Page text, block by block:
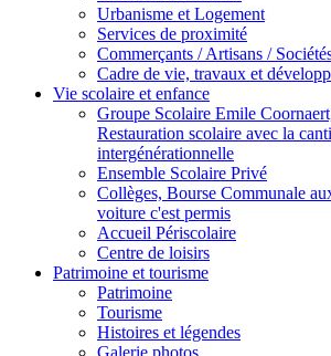
Urbanisme et Logement
Services de proximité
Commerçants / Artisans /
Cadre de vie, travaux et
Vie scolaire et enfance
Groupe Scolaire Emile
Restauration scolaire avec la
intergénérationnelle
Ensemble Scolaire Privé
Collèges, Bourse Communale
voiture c'est permis
Accueil Périscolaire
Centre de loisirs
Patrimoine et tourisme
Patrimoine
Tourisme
Histoires et légendes
Galerie photos